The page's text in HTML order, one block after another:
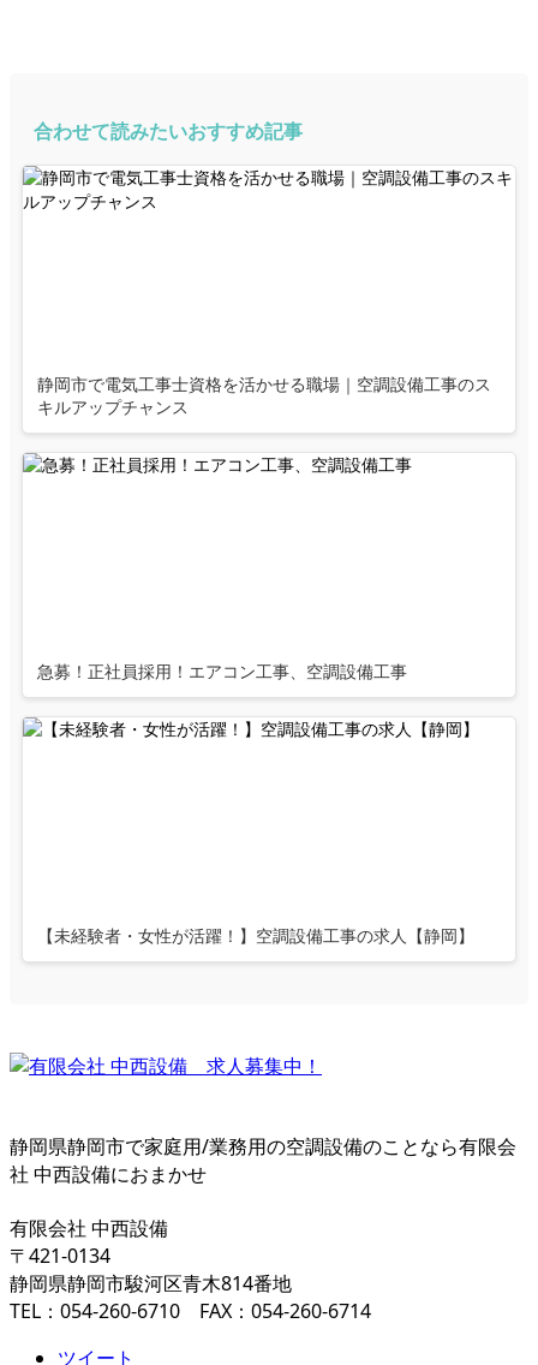
合わせて読みたいおすすめ記事
静岡市で電気工事士資格を活かせる職場｜空調設備工事のス
キルアップチャンス
急募！正社員採用！エアコン工事、空調設備工事
【未経験者・女性が活躍！】空調設備工事の求人【静岡】
静岡県静岡市で家庭用/業務用の空調設備のことなら有限会
社 中西設備におまかせ
有限会社 中西設備
〒421-0134
静岡県静岡市駿河区青木814番地
TEL：054-260-6710 FAX：054-260-6714
ツイート